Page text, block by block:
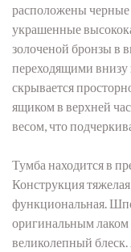
расположены
украшенные
золоченой бронзы в
переходящими внизу
скрывается
ящиком в верхней
весом, что
Тумба находится в
Конструкция
функциональная.
оригинальным лаком
великолепный